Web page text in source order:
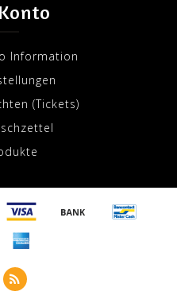
Information
(Tickets)